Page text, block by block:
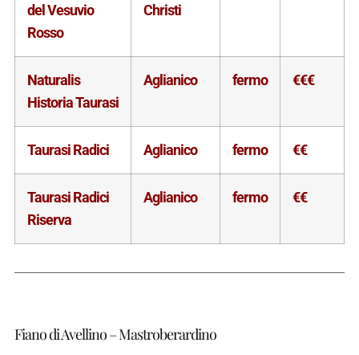
del Vesuvio
Rosso
Christi
Naturalis
Historia Taurasi
Aglianico fermo €€€
Taurasi Radici Aglianico fermo €€
Taurasi Radici
Riserva
Aglianico fermo €€
Fiano di Avellino – Mastroberardino